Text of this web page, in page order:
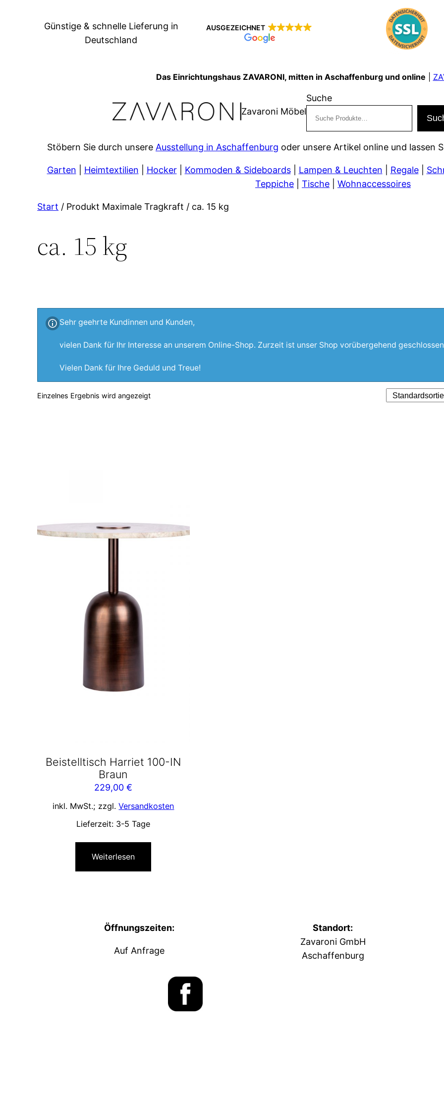
Günstige & schnelle Lieferung in
Deutschland
AUSGEZEICHNET
Das Einrichtungshaus ZAVARONI, mitten in Aschaffenburg und online
Zavaroni Möbel
Suche
Stöbern Sie durch unsere Ausstellung in Aschaffenburg oder unsere Artikel online und lassen
Garten Heimtextilien Hocker| Kommoden & Sideboards| Lampen & Leuchten Regale|
Teppiche
Tische Wohnaccessoires
Start / Produkt Maximale Tragkraft / ca. 15 kg
ca. 15 kg
Sehr geehrte Kundinnen und Kunden,
vielen Dank für Ihr Interesse an unserem Online-Shop. Zurzeit ist unser Shop vorübergehend
Vielen Dank für Ihre Geduld und Treue!
Einzelnes Ergebnis wird angezeigt
Beistelltisch Harriet 100-IN
Braun
229,00€
inkl. MwSt.; zzgl.Versandkosten
Lieferzeit: 3-5 Tage
Weiterlesen
Öffnungszeiten:
Auf Anfrage
Standort:
Zavaroni GmbH
Aschaffenburg